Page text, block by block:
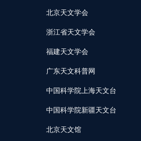
北京天文学会
浙江省天文学会
福建天文学会
广东天文科普网
中国科学院上海天文台
中国科学院新疆天文台
北京天文馆